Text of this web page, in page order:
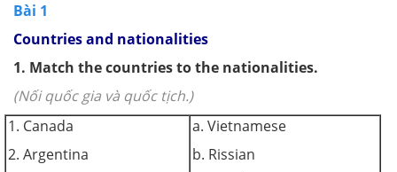
Bài 1
Countries and nationalities
1. Match the countries to the nationalities.
(Nối quốc gia và quốc tịch.)
1. Canada
2. Argentina
a. Vietnamese
b. Rissian